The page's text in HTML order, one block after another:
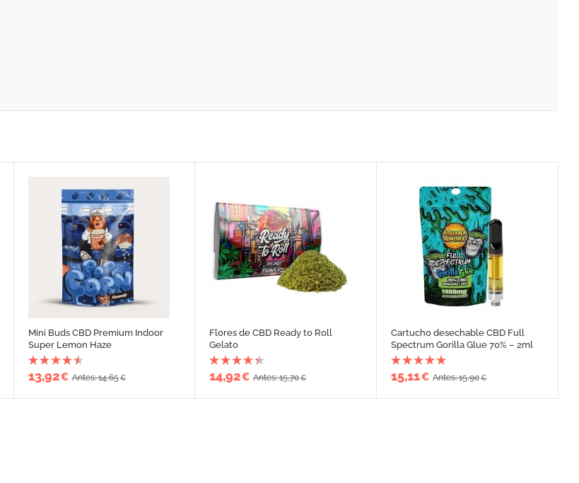
Mini Buds CBD Premium Indoor
Super Lemon Haze
13,92€ Antes: 14,65€
Flores de CBD Ready to Roll
Gelato
14,92€ Antes: 15,70€
Cartucho desechable CBD Full
Spectrum Gorilla Glue 70% – 2ml
15,11€ Antes: 15,90€